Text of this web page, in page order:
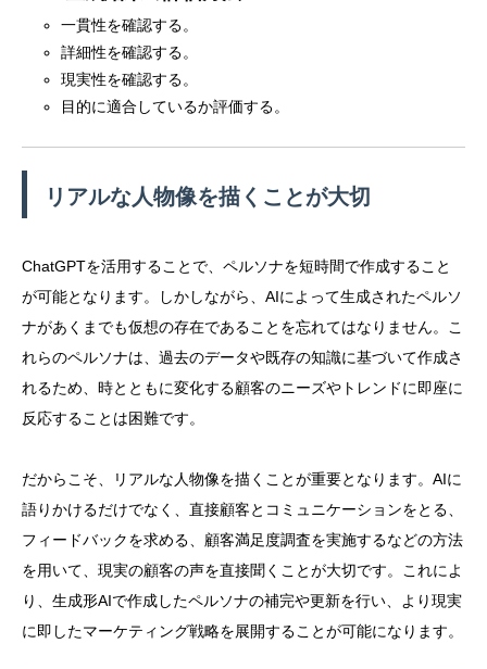
一貫性を確認する。
詳細性を確認する。
現実性を確認する。
目的に適合しているか評価する。
リアルな人物像を描くことが大切
ChatGPTを活用することで、ペルソナを短時間で作成すること
が可能となります。しかしながら、AIによって生成されたペルソ
ナがあくまでも仮想の存在であることを忘れてはなりません。こ
れらのペルソナは、過去のデータや既存の知識に基づいて作成さ
れるため、時とともに変化する顧客のニーズやトレンドに即座に
反応することは困難です。
だからこそ、リアルな人物像を描くことが重要となります。AIに
語りかけるだけでなく、直接顧客とコミュニケーションをとる、
フィードバックを求める、顧客満足度調査を実施するなどの方法
を用いて、現実の顧客の声を直接聞くことが大切です。これによ
り、生成形AIで作成したペルソナの補完や更新を行い、より現実
に即したマーケティング戦略を展開することが可能になります。